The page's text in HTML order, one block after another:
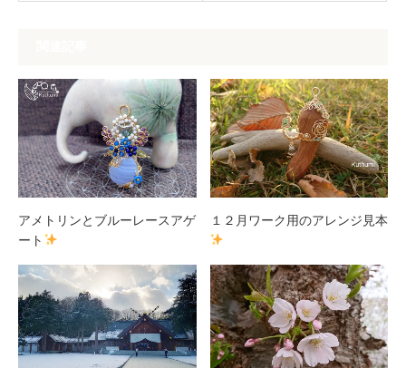
アメトリンとブルーレースアゲ
ート
１２月ワーク用のアレンジ見本